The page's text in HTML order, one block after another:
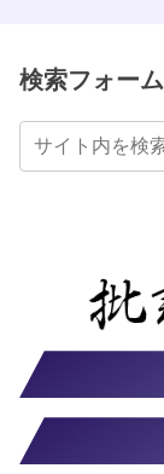
検索フォーム